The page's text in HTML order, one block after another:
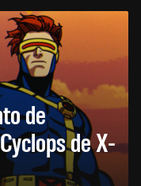
de
de X-